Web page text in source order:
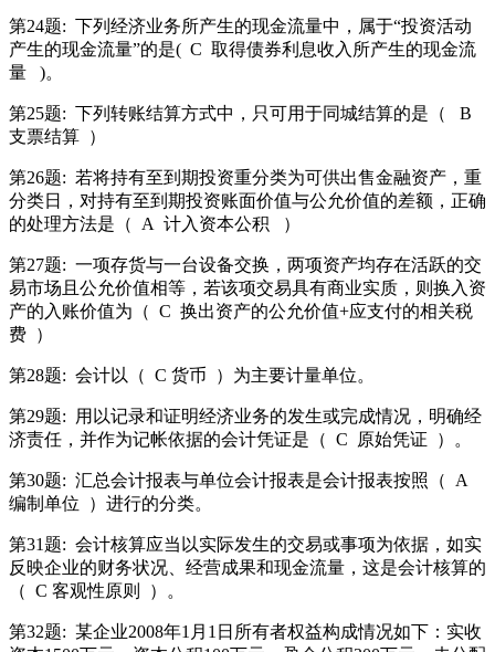
第24题: 下列经济业务所产生的现金流量中，属于“投资活动
产生的现金流量”的是( C 取得债券利息收入所产生的现金流
量
)。
第25题: 下列转账结算方式中，只可用于同城结算的是（
B
支票结算 ）
第26题: 若将持有至到期投资重分类为可供出售金融资产，重
分类日，对持有至到期投资账面价值与公允价值的差额，正确
的处理方法是（
A 计入资本公积 ）
第27题: 一项存货与一台设备交换，两项资产均存在活跃的交
易市场且公允价值相等，若该项交易具有商业实质，则换入资
产的入账价值为（ C 换出资产的公允价值+应支付的相关税
费 ）
第28题: 会计以（ C 货币 ）为主要计量单位。
第29题:
用以记录和证明经济业务的发生或完成情况，明确经
济责任，并作为记帐依据的会计凭证是（ C 原始凭证 ）。
第30题: 汇总会计报表与单位会计报表是会计报表按照（
A
编制单位
）进行的分类。
第31题: 会计核算应当以实际发生的交易或事项为依据，如实
反映企业的财务状况、经营成果和现金流量，这是会计核算的
（ C 客观性原则 ）。
第32题: 某企业2008年1月1日所有者权益构成情况如下：实收